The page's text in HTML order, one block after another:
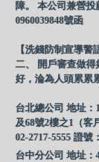
障。 本公司兼營
0960039848號函
【洗錢防制宣導警
二、 開戶審查做
好，淪為人頭累累
台北總公司 地址：
及68號2樓之1（客
02-2717-5555 證
台中分公司 地址：